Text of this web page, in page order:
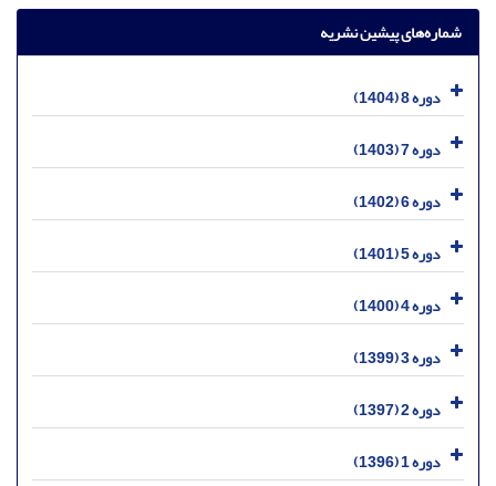
شماره‌های پیشین نشریه
دوره 8 (1404)
دوره 7 (1403)
دوره 6 (1402)
دوره 5 (1401)
دوره 4 (1400)
دوره 3 (1399)
دوره 2 (1397)
دوره 1 (1396)